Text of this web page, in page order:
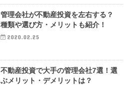
管理会社が不動産投資を左右する？
種類や選び方・メリットも紹介！
2020.02.25
不動産投資で大手の管理会社7選！選
ぶメリット・デメリットは？